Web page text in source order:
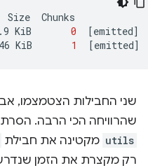
Size
Chunks
.9 KiB 0 [emitted]
KiB 1 [emitted]
שני החבילות הצטמצמו,
שהרוויחה הכי הרבה.
utils מקטינה את חבילת
רק מקצרת את הזמן